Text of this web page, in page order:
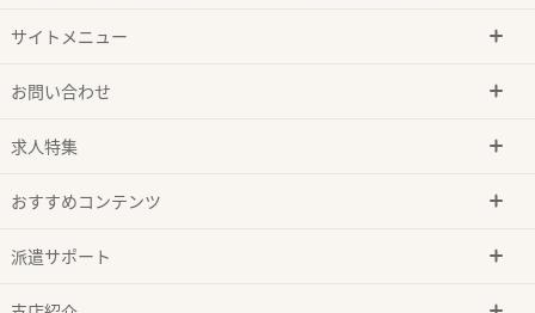
サイトメニュー
お問い合わせ
求人特集
おすすめコンテンツ
派遣サポート